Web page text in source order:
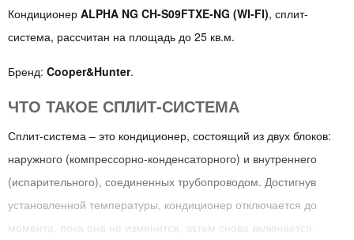
Кондиционер ALPHA NG CH-S09FTXE-NG (WI-FI), сплит-
система, рассчитан на площадь до 25 кв.м.
Бренд: Cooper&Hunter.
ЧТО ТАКОЕ СПЛИТ-СИСТЕМА
Сплит-система – это кондиционер, состоящий из двух блоков:
наружного (компрессорно-конденсаторного) и внутреннего
(испарительного), соединенных трубопроводом. Достигнув
установленной температуры, кондиционер отключается до
момента, пока она не изменится, затем снова включается.